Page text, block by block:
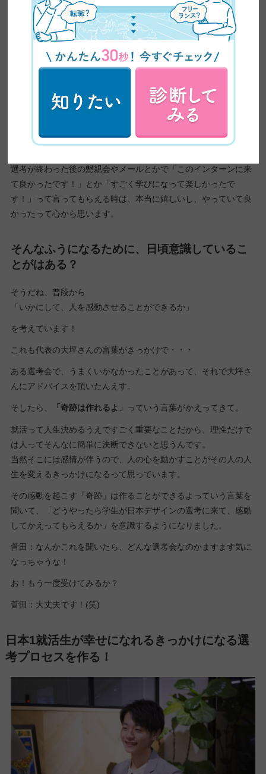
今、採用を中心にやっていて、やりがいを感じ
やっぱり、学生に感謝されたときかな。
選考が終わった後の懇親会やメールとかで「このインターンに来
て良かったです！」とか「すごく学びになって楽しかったで
す！」って言ってもらえる時は、本当に嬉しいし、やっていて良
かったって心から思います。
そんなふうになるために、日頃意識しているこ
とがはある？
そうだね、普段から
「いかにして、人を感動させることができるか」
を考えています！
これも代表の大坪さんの言葉がきっかけで・・・
ある選考会で、うまくいかなかったことがあって、それで大坪さ
んにアドバイスを頂いたんえす。
そしたら、 「奇跡は作れるよ」 っていう言葉がかえってきて。
就活って人生決めるうえですごく重要なことだから、理性だけで
は人ってそんなに簡単に決断できないと思うんです。
当然そこには感情が伴うので、人の心を動かすことがその人の人
生を変えるきっかけになるって思っています。
その感動を起こす「奇跡」は作ることができるよっていう言葉を
聞いて、「どうやったら学生が日本デザインの選考に来て、感動
してかえってもらえるか」を意識するようになりました。
菅田：なんかこれを聞いたら、どんな選考会なのかますます気に
なっちゃうな！
お！もう一度受けてみるか？
菅田：大丈夫です！(笑)
日本1就活生が幸せになれるきっかけになる選
考プロセスを作る！